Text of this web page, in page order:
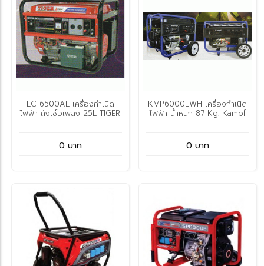
EC-6500AE เครื่องกำเนิด
ไฟฟ้า ถังเชื้อเพลิง 25L TIGER
0 บาท
KMP6000EWH เครื่องกำเนิด
ไฟฟ้า น้ำหนัก 87 Kg. Kampf
0 บาท